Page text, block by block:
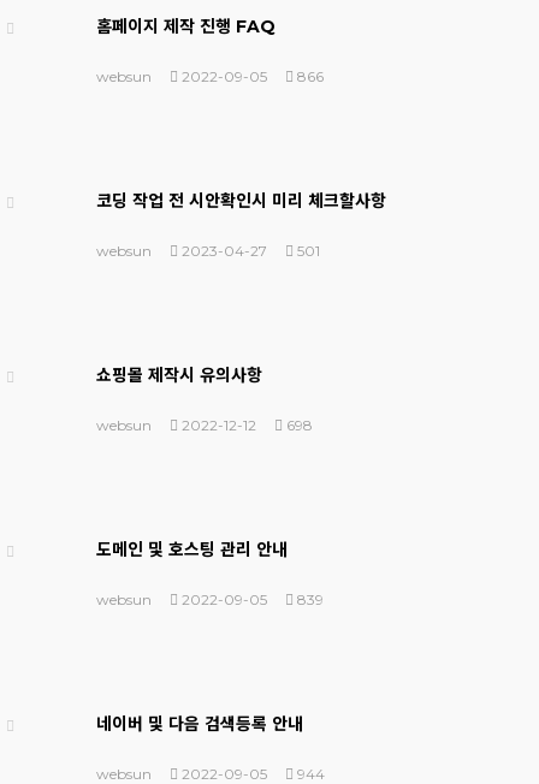
홈페이지 제작 진행 FAQ
websun 2022-09-05 866
코딩 작업 전 시안확인시 미리 체크할사항
websun 2023-04-27 501
쇼핑몰 제작시 유의사항
websun 2022-12-12 698
도메인 및 호스팅 관리 안내
websun 2022-09-05 839
네이버 및 다음 검색등록 안내
websun 2022-09-05 944